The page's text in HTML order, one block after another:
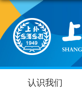
认识我们